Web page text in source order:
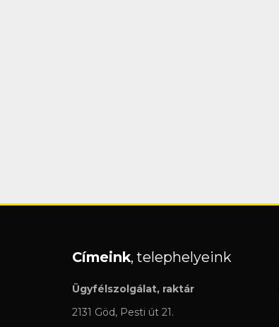
Címeink, telephelyeink
Ügyfélszolgálat, raktár
2131 Göd, Pesti út 21.